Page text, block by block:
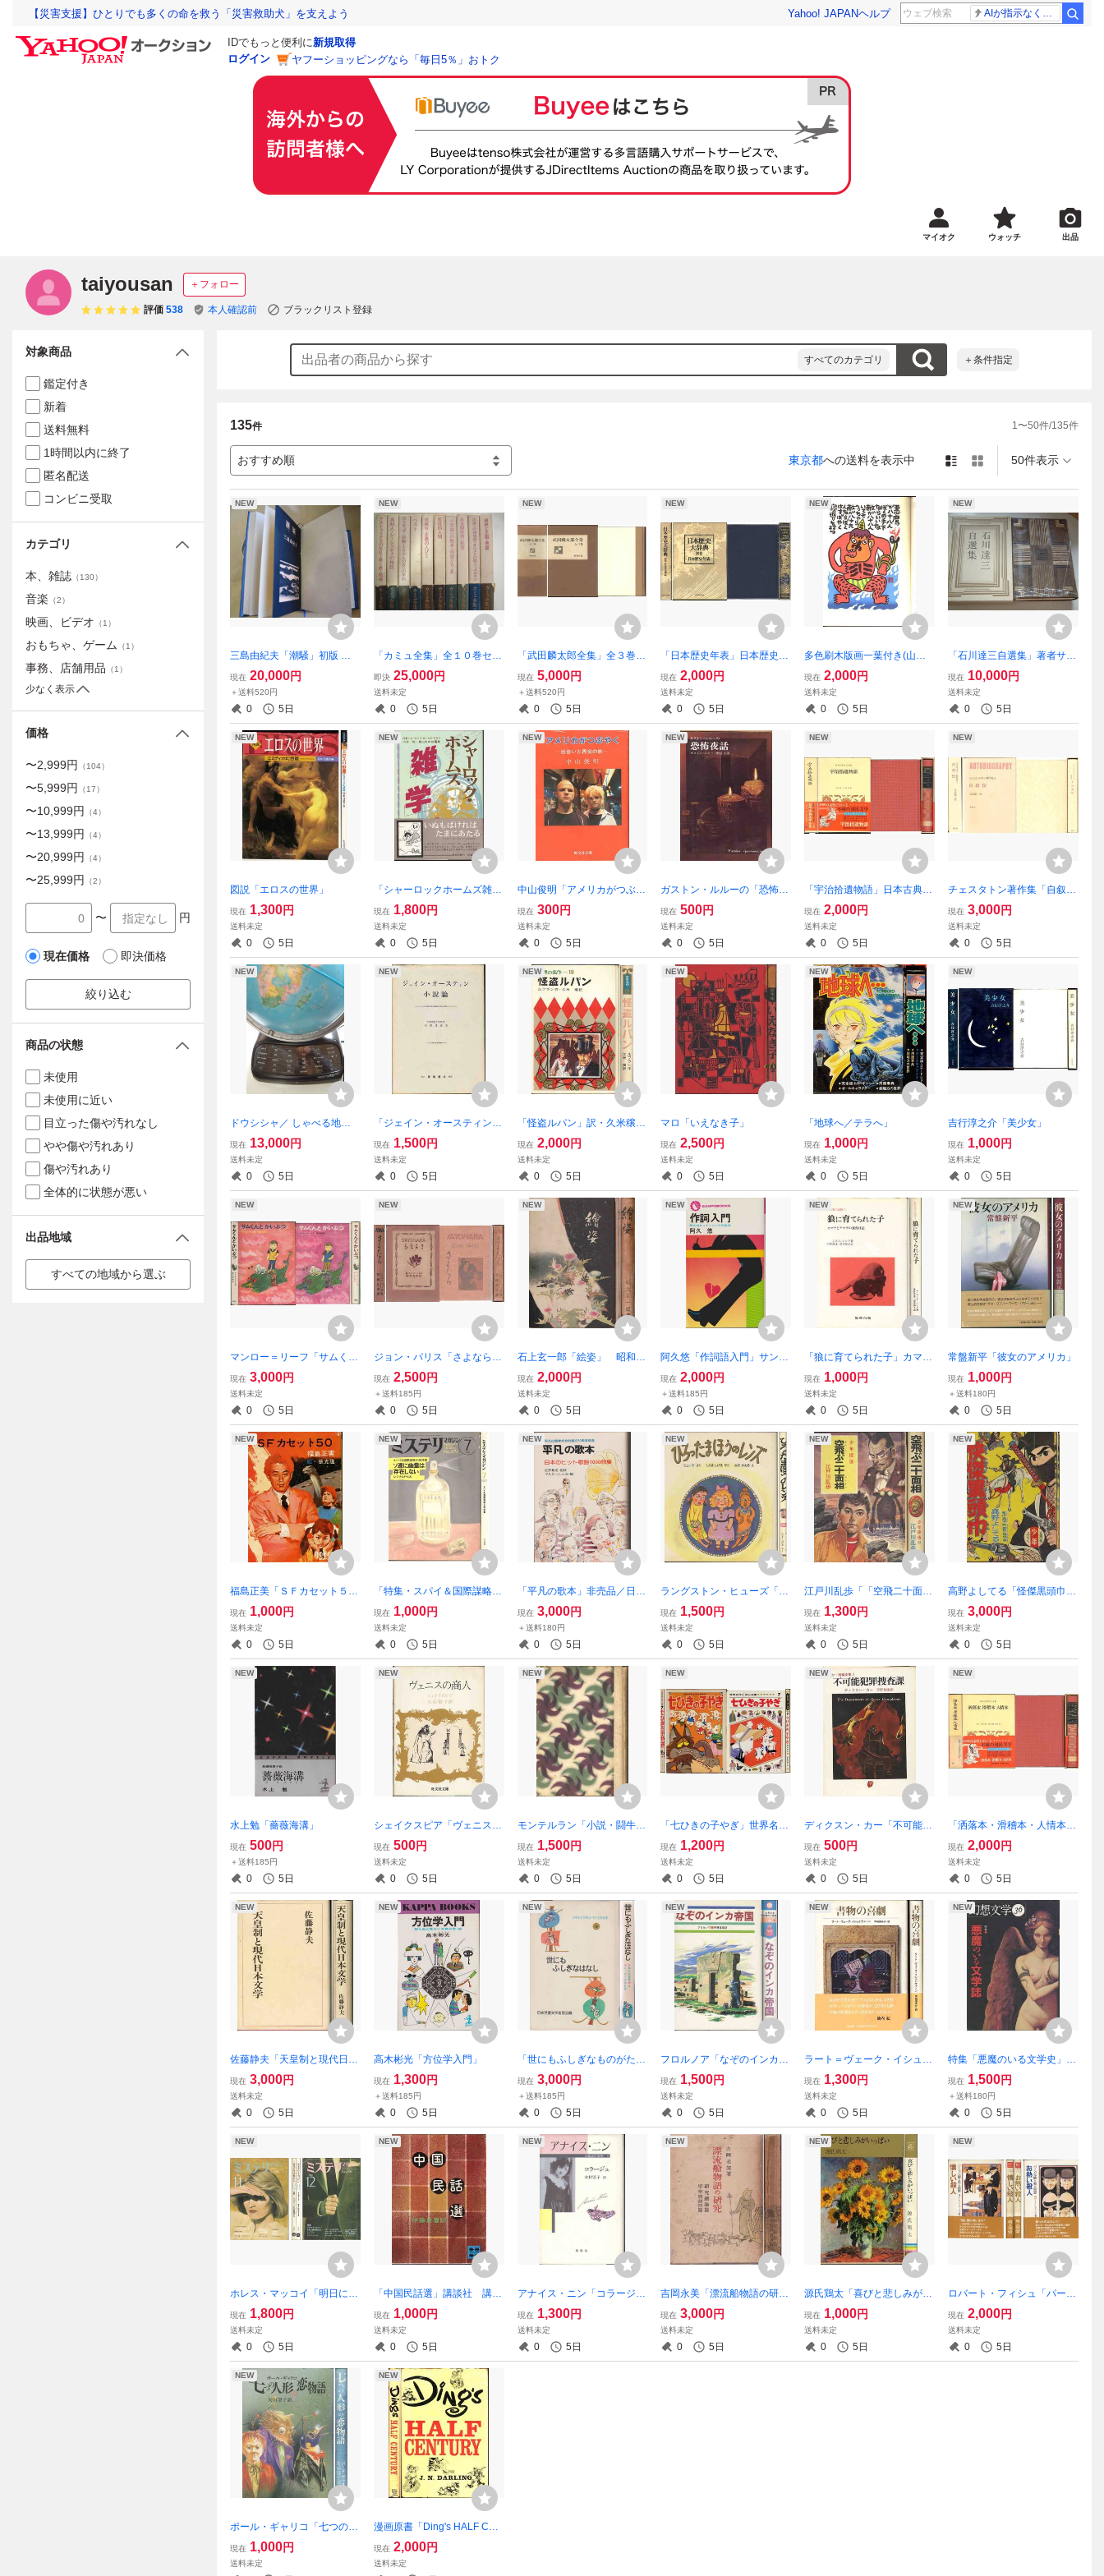
【災害支援】ひとりでも多くの命を救う「災害救助犬」を支えよう Yahoo! JAPANヘルプ AIが指示なくサイバー攻撃
IDでもっと便利に新規取得
ログイン
ヤフーショッピングなら「毎日5％」おトク
マイオク ウォッチ 出品
taiyousan ＋フォロー
評価 538 本人確認前 ブラックリスト登録
すべてのカテゴリ ＋条件指定
135件 1〜50件/135件
おすすめ順 東京都への送料を表示中 50件表示
NEW
三島由紀夫「潮騒」初版 本
革装丁
現在 20,000円
＋送料520円
0 5日
NEW
「カミュ全集」全１０巻セッ
即決 25,000円
送料未定
0 5日
NEW
「武田麟太郎全集」全３巻ボ
ックスセット
現在 5,000円
＋送料520円
0 5日
NEW
「日本歴史年表」日本歴史大
辞典別巻
現在 2,000円
送料未定
0 5日
NEW
多色刷木版画一葉付き(山田
喜代春)「季刊・銀花・第八
十八号」
現在 2,000円
送料未定
0 5日
NEW
「石川達三自選集」著者サイ
ン+限定番号入り+革装丁本＋
天金
現在 10,000円
送料未定
0 5日
NEW
図説「エロスの世界」
現在 1,300円
送料未定
0 5日
NEW
「シャーロックホームズ雑学
百科」
現在 1,800円
送料未定
0 5日
NEW
中山俊明「アメリカがつぶや
く／出会いと再会の旅」旺文
社文庫
現在 300円
送料未定
0 5日
NEW
ガストン・ルルーの「恐怖夜
現在 500円
送料未定
0 5日
NEW
「宇治拾遺物語」日本古典文
学全集
現在 2,000円
送料未定
0 5日
NEW
チェスタトン著作集「自叙
伝」
現在 3,000円
送料未定
0 5日
NEW
ドウシシャ／ しゃべる地球
儀(パーフェクトグローブ)
現在 13,000円
送料未定
0 5日
NEW
「ジェイン・オースティン小
説論」
現在 1,500円
送料未定
0 5日
NEW
「怪盗ルパン」訳・久米穣
絵・山本耀也
現在 2,000円
送料未定
0 5日
NEW
マロ「いえなき子」
現在 2,500円
送料未定
0 5日
NEW
「地球へ／テラへ」
現在 1,000円
送料未定
0 5日
NEW
吉行淳之介「美少女」
現在 1,000円
送料未定
0 5日
NEW
マンロー＝リーフ「サムくん
とかいぶつ」絵 井上洋介
現在 3,000円
送料未定
0 5日
NEW
ジョン・パリス「さよなら」
昭和２年刊
現在 2,500円
＋送料185円
0 5日
NEW
石上玄一郎「絵姿」 昭和１
５年刊
現在 2,000円
送料未定
0 5日
NEW
阿久悠「作詞語入門」サンポ
ウジャーナル版
現在 2,000円
＋送料185円
0 5日
NEW
「狼に育てられた子」カマラ
とアマラの養育日記
現在 1,000円
送料未定
0 5日
NEW
常盤新平「彼女のアメリカ」
現在 1,000円
＋送料180円
0 5日
NEW
福島正美「ＳＦカセット５
０」絵・依光隆
現在 1,000円
送料未定
0 5日
NEW
「特集・スパイ＆国際謀略小
説特集」ミステリマガジン
現在 1,000円
送料未定
0 5日
NEW
「平凡の歌本」非売品／日本
のヒット歌謡１０００曲集
現在 3,000円
＋送料180円
0 5日
NEW
ラングストン・ヒューズ「ひ
ろったまほうのレンズ」
現在 1,500円
送料未定
0 5日
NEW
江戸川乱歩「「空飛二十面
相」少年探偵 絵・柳瀬茂
現在 1,300円
送料未定
0 5日
NEW
高野よしてる「怪傑黒頭巾」
少年ふろく
現在 3,000円
送料未定
0 5日
NEW
水上勉「薔薇海溝」
現在 500円
＋送料185円
0 5日
NEW
シェイクスピア「ヴェニスの
商人」旺文社文庫
現在 500円
送料未定
0 5日
NEW
モンテルラン「小説・闘牛
士」第一書房 昭和４１年刊
現在 1,500円
送料未定
0 5日
NEW
「七ひきの子やぎ」世界名作
えほん 絵 若菜珪
現在 1,200円
送料未定
0 5日
NEW
ディクスン・カー「不可能犯
罪カー捜査課」創元推理文庫
現在 500円
送料未定
0 5日
NEW
「洒落本・滑稽本・人情本」
日本古典文学全集
現在 2,000円
送料未定
0 5日
NEW
佐藤静夫「天皇制と現代日本
文学」
現在 3,000円
送料未定
0 5日
NEW
高木彬光「方位学入門」
現在 1,300円
＋送料185円
0 5日
NEW
「世にもふしぎなものがた
り」少年少女世界ユーモア文
学全集９
現在 3,000円
＋送料185円
0 5日
NEW
フロルノア「なぞのインカ帝
現在 1,500円
送料未定
0 5日
NEW
ラート＝ヴェーク・イシュト
ヴァーン「書物の喜劇」
現在 1,300円
送料未定
0 5日
NEW
特集「悪魔のいる文学史」幻
想文学
現在 1,500円
＋送料180円
0 5日
NEW
ホレス・マッコイ「明日に別
れのキスを」他ミステリマガ
ジン２冊
現在 1,800円
送料未定
0 5日
NEW
「中国民話選」講談社 講談
社文庫
現在 1,000円
送料未定
0 5日
NEW
アナイス・ニン「コラージ
現在 1,300円
送料未定
0 5日
NEW
吉岡永美「漂流船物語の研
究」 昭和１０年刊
現在 3,000円
送料未定
0 5日
NEW
源氏鶏太「喜びと悲しみがい
っぱい」
現在 1,000円
送料未定
0 5日
NEW
ロバート・フィシュ「パーシ
バル卿と殺人同盟」２冊セッ
ト
現在 2,000円
送料未定
0 5日
NEW
ポール・ギャリコ「七つの人
形の恋物語」建石修志
現在 1,000円
送料未定
NEW
漫画原書「Ding's HALF CEN
TURY」J.N.DARLING
現在 2,000円
送料未定
対象商品
鑑定付き
新着
送料無料
1時間以内に終了
匿名配送
コンビニ受取
カテゴリ
本、雑誌 （130）
音楽 （2）
映画、ビデオ （1 ）
おもちゃ、ゲーム （1 ）
事務、店舗用品 （1 ）
少なく表示
価格
〜2,999円 （104）
〜5,999円 （17）
〜10,999円 （4）
〜13,999円 （4）
〜20,999円 （4）
〜25,999円 （2）
〜 円
現在価格 即決価格
絞り込む
商品の状態
未使用
未使用に近い
目立った傷や汚れなし
やや傷や汚れあり
傷や汚れあり
全体的に状態が悪い
出品地域
すべての地域から選ぶ